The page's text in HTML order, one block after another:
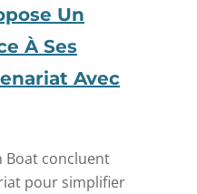
Un
À Ses
Avec
Boat concluent
pour simplifier